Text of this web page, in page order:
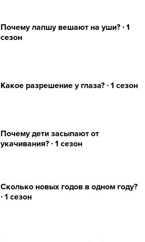
Почему лапшу вешают на уши? ∙ 1
сезон
Какое разрешение у глаза? ∙ 1 сезон
Почему дети засыпают от
укачивания? ∙ 1 сезон
Сколько новых годов в одном году?
∙ 1 сезон